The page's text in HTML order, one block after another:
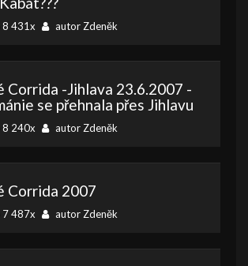
8 431x autor Zdeněk
Corrida -Jihlava 23.6.2007 -
se přehnala přes Jihlavu
8 240x autor Zdeněk
Corrida 2007
7 487x autor Zdeněk